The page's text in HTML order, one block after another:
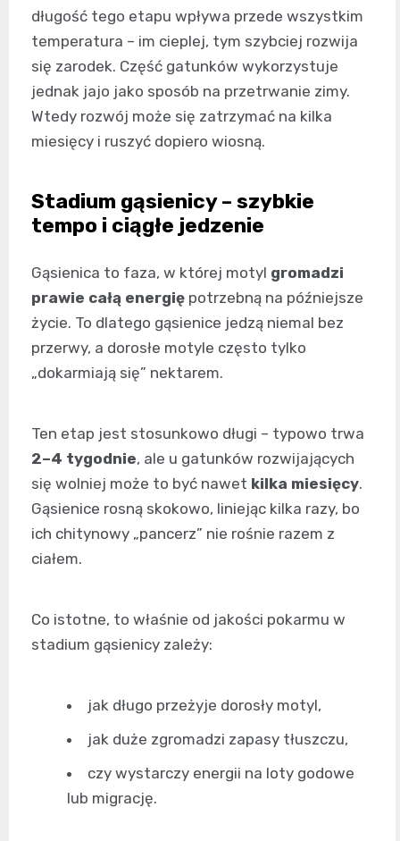
długość tego etapu wpływa przede wszystkim
temperatura – im cieplej, tym szybciej rozwija
się zarodek. Część gatunków wykorzystuje
jednak jajo jako sposób na przetrwanie zimy.
Wtedy rozwój może się zatrzymać na kilka
miesięcy i ruszyć dopiero wiosną.
Stadium gąsienicy – szybkie
tempo i ciągłe jedzenie
Gąsienica to faza, w której motyl gromadzi
prawie całą energię potrzebną na późniejsze
życie. To dlatego gąsienice jedzą niemal bez
przerwy, a dorosłe motyle często tylko
„dokarmiają się” nektarem.
Ten etap jest stosunkowo długi – typowo trwa
2–4 tygodnie, ale u gatunków rozwijających
się wolniej może to być nawet kilka miesięcy.
Gąsienice rosną skokowo, liniejąc kilka razy, bo
ich chitynowy „pancerz” nie rośnie razem z
ciałem.
Co istotne, to właśnie od jakości pokarmu w
stadium gąsienicy zależy:
jak długo przeżyje dorosły motyl,
jak duże zgromadzi zapasy tłuszczu,
czy wystarczy energii na loty godowe
lub migrację.